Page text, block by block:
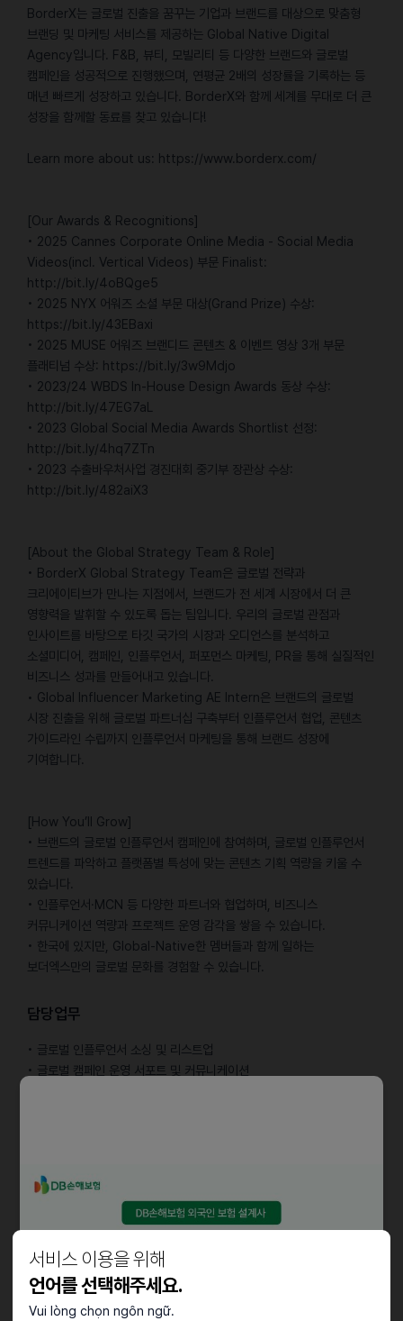
서비스 이용을 위해
언어를 선택해주세요.
Vui lòng chọn ngôn ngữ.
BorderX는 글로벌 진출을 꿈꾸는 기업과 브랜드를 대상으로 맞춤형
브랜딩 및 마케팅 서비스를 제공하는 Global Native Digital
Agency입니다. F&B, 뷰티, 모빌리티 등 다양한 브랜드와 글로벌
캠페인을 성공적으로 진행했으며, 연평균 2배의 성장률을 기록하는 등
매년 빠르게 성장하고 있습니다. BorderX와 함께 세계를 무대로 더 큰
성장을 함께할 동료를 찾고 있습니다!
Learn more about us: https://www.borderx.com/
[Our Awards & Recognitions]
• 2025 Cannes Corporate Online Media - Social Media
Videos(incl. Vertical Videos) 부문 Finalist:
http://bit.ly/4oBQge5
• 2025 NYX 어워즈 소셜 부문 대상(Grand Prize) 수상:
https://bit.ly/43EBaxi
• 2025 MUSE 어워즈 브랜디드 콘텐츠 & 이벤트 영상 3개 부문
플래티넘 수상: https://bit.ly/3w9Mdjo
• 2023/24 WBDS In-House Design Awards 동상 수상:
http://bit.ly/47EG7aL
• 2023 Global Social Media Awards Shortlist 선정:
http://bit.ly/4hq7ZTn
• 2023 수출바우처사업 경진대회 중기부 장관상 수상:
http://bit.ly/482aiX3
[About the Global Strategy Team & Role]
• BorderX Global Strategy Team은 글로벌 전략과
크리에이티브가 만나는 지점에서, 브랜드가 전 세계 시장에서 더 큰
영향력을 발휘할 수 있도록 돕는 팀입니다. 우리의 글로벌 관점과
인사이트를 바탕으로 타깃 국가의 시장과 오디언스를 분석하고
소셜미디어, 캠페인, 인플루언서, 퍼포먼스 마케팅, PR을 통해 실질적인
비즈니스 성과를 만들어내고 있습니다.
• Global Influencer Marketing AE Intern은 브랜드의 글로벌
시장 진출을 위해 글로벌 파트너십 구축부터 인플루언서 협업, 콘텐츠
가이드라인 수립까지 인플루언서 마케팅을 통해 브랜드 성장에
기여합니다.
[How You’ll Grow]
• 브랜드의 글로벌 인플루언서 캠페인에 참여하며, 글로벌 인플루언서
트렌드를 파악하고 플랫폼별 특성에 맞는 콘텐츠 기획 역량을 키울 수
있습니다.
• 인플루언서·MCN 등 다양한 파트너와 협업하며, 비즈니스
커뮤니케이션 역량과 프로젝트 운영 감각을 쌓을 수 있습니다.
• 한국에 있지만, Global-Native한 멤버들과 함께 일하는
보더엑스만의 글로벌 문화를 경험할 수 있습니다.
담당업무
• 글로벌 인플루언서 소싱 및 리스트업
• 글로벌 캠페인 운영 서포트 및 커뮤니케이션
자격요건
• 마케팅, 광고, 커뮤니케이션 등 관련 전공 졸업 또는 졸업 예정
• 비즈니스 영어 커뮤니케이션 및 문서 작성 능력
• 글로벌 콘텐츠(Instagram, TikTok, Youtube 등)에 대한 관심과
이해도